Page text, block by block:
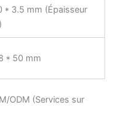
* 3.5 mm (Épaisseur
* 50 mm
ODM (Services sur